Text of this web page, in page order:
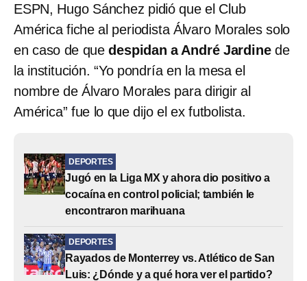
ESPN, Hugo Sánchez pidió que el Club
América fiche al periodista Álvaro Morales solo
en caso de quedespidan a André Jardine de
la institución. “Yo pondría en la mesa el
nombre de Álvaro Morales para dirigir al
América” fue lo que dijo el ex futbolista.
DEPORTES
Jugó en la Liga MX y ahora dio positivo a
cocaína en control policial; también le
encontraron marihuana
DEPORTES
Rayados de Monterrey vs. Atlético de San
Luis: ¿Dónde y a qué hora ver el partido?